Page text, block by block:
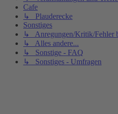
Cafe
↳ Plauderecke
Sonstiges
↳ Anregungen/Kritik/Fehler
↳ Alles andere...
↳ Sonstige - FAQ
↳ Sonstiges - Umfragen